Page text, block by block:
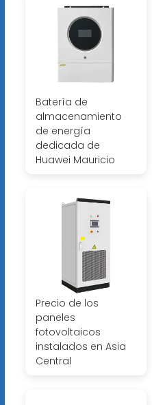
Batería de
almacenamiento
de energía
dedicada de
Huawei Mauricio
Precio de los
paneles
fotovoltaicos
instalados en Asia
Central